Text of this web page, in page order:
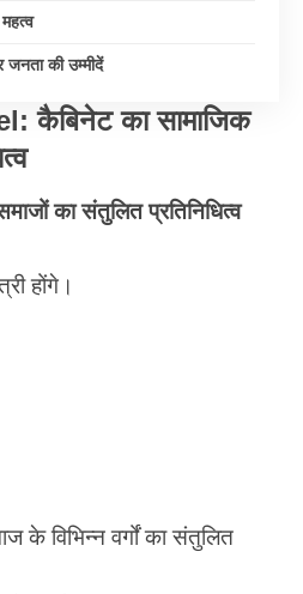
जनता की उम्मीदें
कैबिनेट का सामाजिक
का संतुलित प्रतिनिधित्व
होंगे।
के विभिन्न वर्गों का संतुलित